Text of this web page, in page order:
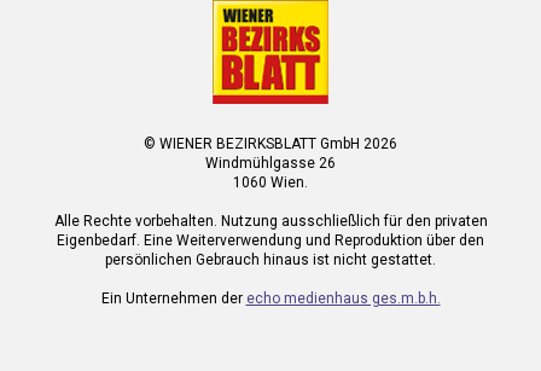
© WIENER BEZIRKSBLATT GmbH 2026
Windmühlgasse 26
1060 Wien.
Alle Rechte vorbehalten. Nutzung ausschließlich für den privaten
Eigenbedarf. Eine Weiterverwendung und Reproduktion über den
persönlichen Gebrauch hinaus ist nicht gestattet.
Ein Unternehmen der echo medienhaus ges.m.b.h.